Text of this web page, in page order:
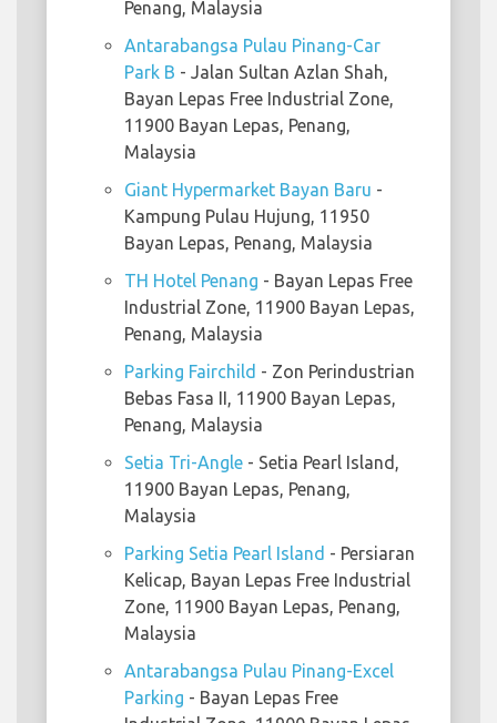
Penang, Malaysia
Antarabangsa Pulau Pinang-Car
Park B - Jalan Sultan Azlan Shah,
Bayan Lepas Free Industrial Zone,
11900 Bayan Lepas, Penang,
Malaysia
Giant Hypermarket Bayan Baru -
Kampung Pulau Hujung, 11950
Bayan Lepas, Penang, Malaysia
TH Hotel Penang - Bayan Lepas Free
Industrial Zone, 11900 Bayan Lepas,
Penang, Malaysia
Parking Fairchild - Zon Perindustrian
Bebas Fasa II, 11900 Bayan Lepas,
Penang, Malaysia
Setia Tri-Angle - Setia Pearl Island,
11900 Bayan Lepas, Penang,
Malaysia
Parking Setia Pearl Island - Persiaran
Kelicap, Bayan Lepas Free Industrial
Zone, 11900 Bayan Lepas, Penang,
Malaysia
Antarabangsa Pulau Pinang-Excel
Parking - Bayan Lepas Free